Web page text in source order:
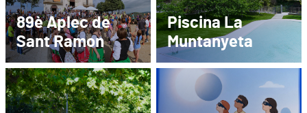
89è Aplec de
Sant Ramon
Piscina La
Muntanyeta